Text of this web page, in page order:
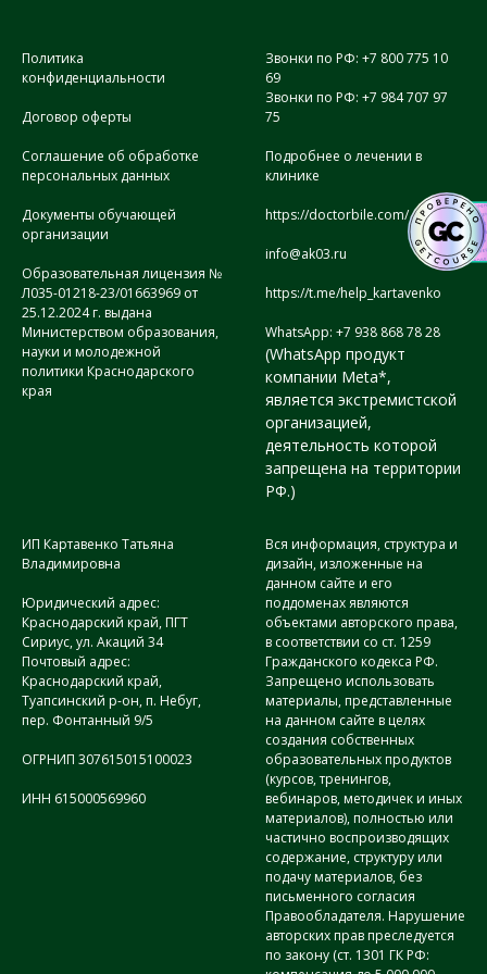
Политика
конфиденциальности
Договор оферты
Соглашение об обработке
персональных данных
Документы обучающей
организации
Образовательная лицензия №
Л035-01218-23/01663969 от
25.12.2024 г. выдана
Министерством образования,
науки и молодежной
политики Краснодарского
края
Звонки по РФ: +7 800 775 10
69
Звонки по РФ: +7 984 707 97
75
Подробнее о лечении в
клинике
https://doctorbile.com/
info@ak03.ru
https://t.me/help_kartavenko
WhatsApp: +7 938 868 78 28
(WhatsApp продукт
компании Meta*,
является экстремистской
организацией,
деятельность которой
запрещена на территории
РФ.)
ИП Картавенко Татьяна
Владимировна
Юридический адрес:
Краснодарский край, ПГТ
Сириус, ул. Акаций 34
Почтовый адрес:
Краснодарский край,
Туапсинский р-он, п. Небуг,
пер. Фонтанный 9/5
ОГРНИП 307615015100023
ИНН 615000569960
Вся информация, структура и
дизайн, изложенные на
данном сайте и его
поддоменах являются
объектами авторского права,
в соответствии со ст. 1259
Гражданского кодекса РФ.
Запрещено использовать
материалы, представленные
на данном сайте в целях
создания собственных
образовательных продуктов
(курсов, тренингов,
вебинаров, методичек и иных
материалов), полностью или
частично воспроизводящих
содержание, структуру или
подачу материалов, без
письменного согласия
Правообладателя. Нарушение
авторских прав преследуется
по закону (ст. 1301 ГК РФ: